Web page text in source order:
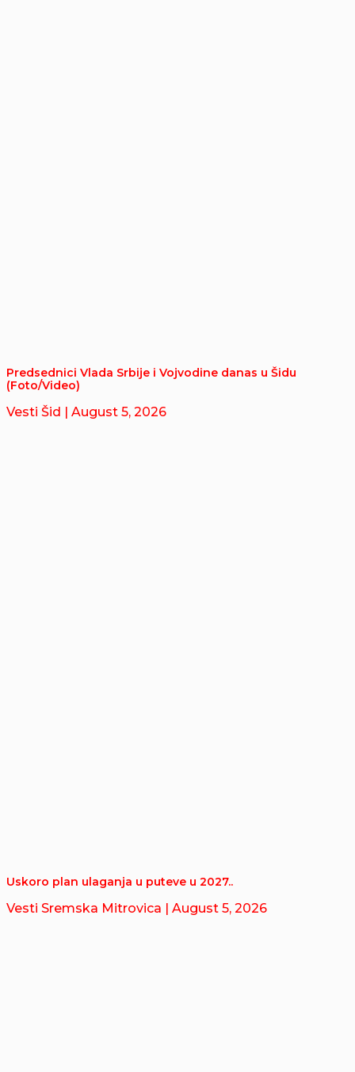
Predsednici Vlada Srbije i Vojvodine danas u Šidu
(Foto/Video)
Vesti Šid | August 5, 2026
Uskoro plan ulaganja u puteve u 2027..
Vesti Sremska Mitrovica | August 5, 2026